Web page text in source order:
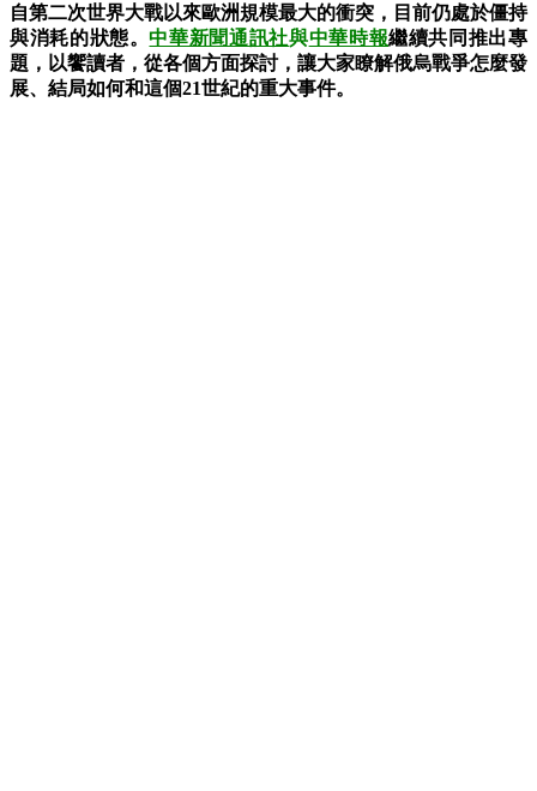
自第二次世界大戰以來歐洲規模最大的衝突，目前仍處於僵持
與消耗的狀態。中華新聞通訊社與中華時報繼續共同推出專
題，以饗讀者，從各個方面探討，讓大家瞭解俄烏戰爭怎麼發
展、結局如何和這個21世紀的重大事件。